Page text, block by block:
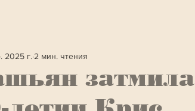
затмила
2025 г. 2 мин. чтения